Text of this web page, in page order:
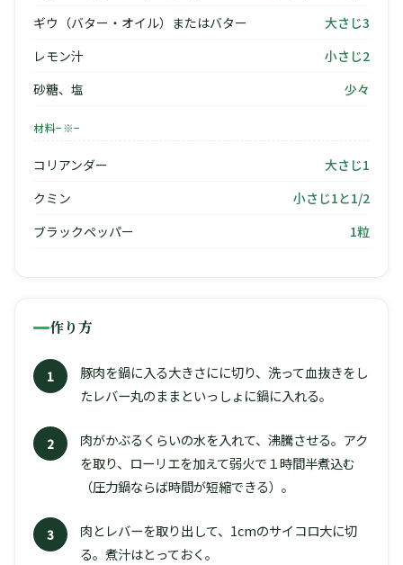
ギウ（バター・オイル）またはバター
大さじ3
レモン汁
小さじ2
砂糖、塩
少々
材料−※−
コリアンダー
大さじ1
クミン
小さじ1と1/2
ブラックペッパー
1粒
作り方
1
豚肉を鍋に入る大きさにに切り、洗って血抜きをし
たレバー丸のままといっしょに鍋に入れる。
2
肉がかぶるくらいの水を入れて、沸騰させる。アク
を取り、ローリエを加えて弱火で１時間半煮込む
（圧力鍋ならば時間が短縮できる）。
3
肉とレバーを取り出して、1cmのサイコロ大に切
る。煮汁はとっておく。